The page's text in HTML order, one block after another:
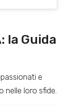
la Guida
e
loro sfide.